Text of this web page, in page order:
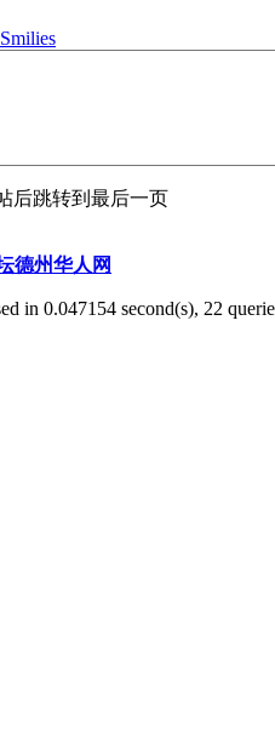
Smilies
后跳转到最后一页
德州华人网
in 0.047154 second(s), 22